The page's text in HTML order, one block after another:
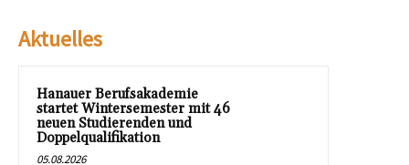
Aktuelles
Hanauer Berufsakademie
startet Wintersemester mit 46
neuen Studierenden und
Doppelqualifikation
05.08.2026